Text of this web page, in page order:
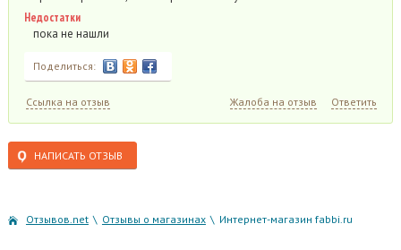
Недостатки
пока не нашли
Поделиться:
Ссылка на отзыв Жалоба на отзыв Ответить
НАПИСАТЬ ОТЗЫВ
Отзывов.net \ Отзывы о магазинах \ Интернет-магазин fabbi.ru